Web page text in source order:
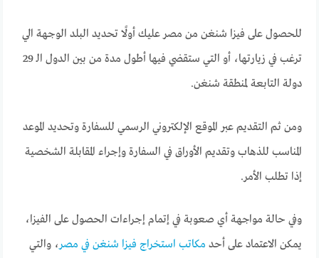
للحصول على فيزا شنغن من مصر عليك أولًا تحديد البلد الوجهة الي
ترغب في زيارتها، أو التي ستقضي فيها أطول مدة من بين الدول الـ 29
دولة التابعة لمنطقة شنغن.
ومن ثم التقديم عبر الموقع الإلكتروني الرسمي للسفارة وتحديد الموعد
المناسب للذهاب وتقديم الأوراق في السفارة وإجراء المقابلة الشخصية
إذا تطلب الأمر.
وفي حالة مواجهة أي صعوبة في إتمام إجراءات الحصول على الفيزا،
يمكن الاعتماد على أحد مكاتب استخراج فيزا شنغن في مصر ، والتي